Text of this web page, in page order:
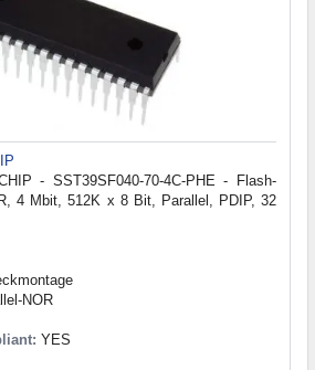
- SST39SF040-70-4C-PHE - Flash-
4 Mbit, 512K x 8 Bit, Parallel, PDIP, 32
NOR
YES